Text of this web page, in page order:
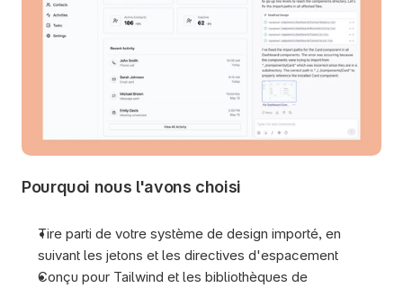
Pourquoi nous l'avons choisi
Tire parti de votre système de design importé, en
suivant les jetons et les directives d'espacement
Conçu pour Tailwind et les bibliothèques de